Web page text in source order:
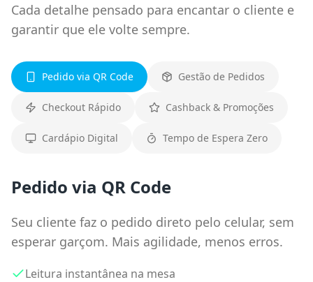
Cada detalhe pensado para encantar o cliente e
garantir que ele volte sempre.
Pedido via QR Code Gestão de Pedidos
Checkout Rápido Cashback & Promoções
Cardápio Digital Tempo de Espera Zero
Pedido via QR Code
Seu cliente faz o pedido direto pelo celular, sem
esperar garçom. Mais agilidade, menos erros.
Leitura instantânea na mesa